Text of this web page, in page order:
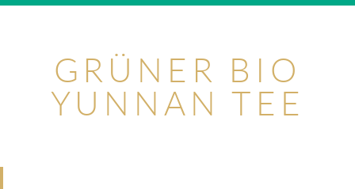
GRÜNER BIO
YUNNAN TEE